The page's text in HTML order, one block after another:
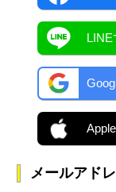
LINE
メールアド